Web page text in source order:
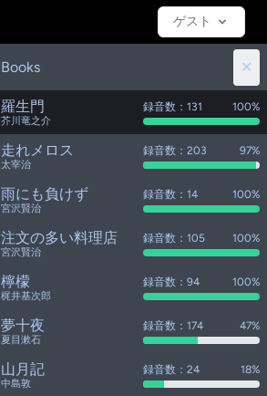
ゲスト
Books ✕
羅生門
芥川竜之介
録音数：131 100%
走れメロス
太宰治
録音数：203 97%
雨にも負けず
宮沢賢治
録音数：14 100%
注文の多い料理店
宮沢賢治
録音数：105 100%
檸檬
梶井基次郎
録音数：94 100%
夢十夜
夏目漱石
録音数：174 47%
山月記
中島敦
録音数：24 18%